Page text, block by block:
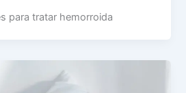
para tratar hemorroida